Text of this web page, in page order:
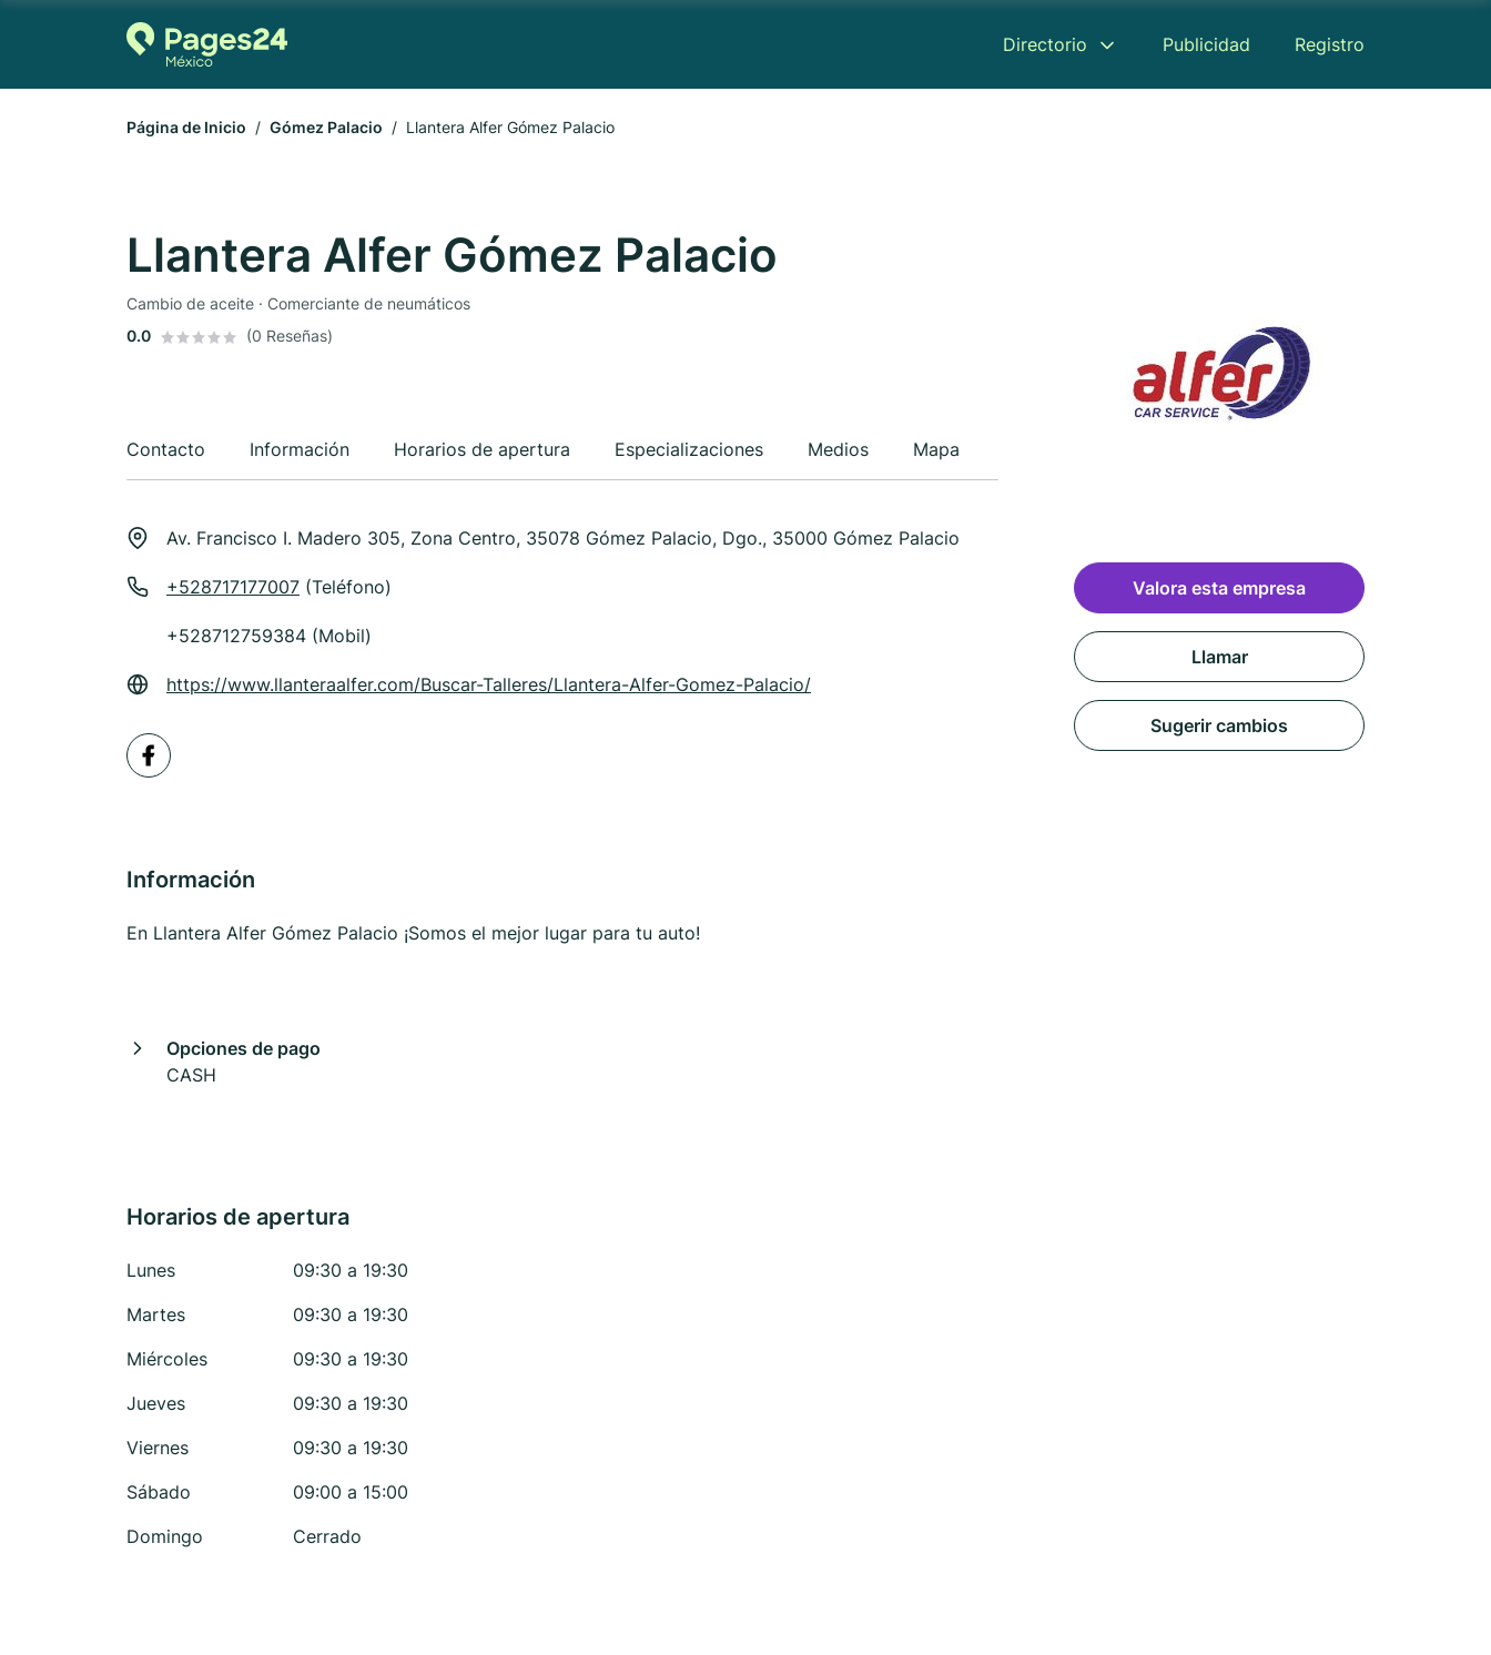
Directorio Publicidad Registro
Página de Inicio Gómez Palacio Llantera Alfer Gómez Palacio
Llantera Alfer Gómez Palacio
Cambio de aceite · Comerciante de neumáticos
0.0
(0 Reseñas)
Contacto Información Horarios de apertura Especializaciones Medios Mapa
Av. Francisco I. Madero 305, Zona Centro, 35078 Gómez Palacio, Dgo., 35000 Gómez Palacio
+528717177007 (Teléfono)
+528712759384 (Mobil)
https://www.llanteraalfer.com/Buscar-Talleres/Llantera-Alfer-Gomez-Palacio/
Información
En Llantera Alfer Gómez Palacio ¡Somos el mejor lugar para tu auto!
Opciones de pago
CASH
Horarios de apertura
Lunes
09:30 a 19:30
Martes
09:30 a 19:30
Miércoles
09:30 a 19:30
Jueves
09:30 a 19:30
Viernes
09:30 a 19:30
Sábado
09:00 a 15:00
Domingo
Cerrado
Valora esta empresa
Llamar
Sugerir cambios